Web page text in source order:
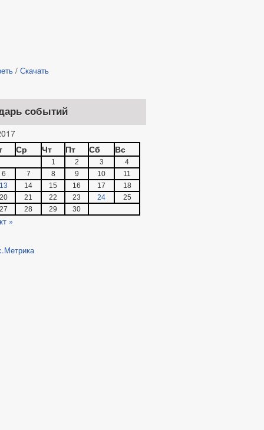
/ Скачать
событий
Ср Чт Пт Сб Вс
1 2 3
4
6
7 8 9 10
11
13
14 15 16 17
18
20
21 22 23 24
25
27
28 29 30
»